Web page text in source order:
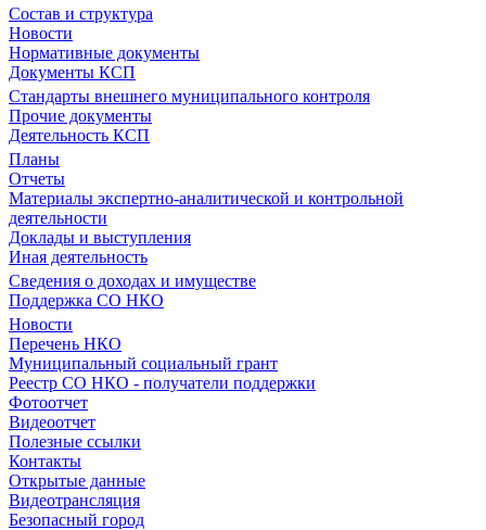
Состав и структура
Новости
Нормативные документы
Документы КСП
Стандарты внешнего муниципального контроля
Прочие документы
Деятельность КСП
Планы
Отчеты
Материалы экспертно-аналитической и контрольной
деятельности
Доклады и выступления
Иная деятельность
Сведения о доходах и имуществе
Поддержка СО НКО
Новости
Перечень НКО
Муниципальный социальный грант
Реестр СО НКО - получатели поддержки
Фотоотчет
Видеоотчет
Полезные ссылки
Контакты
Открытые данные
Видеотрансляция
Безопасный город